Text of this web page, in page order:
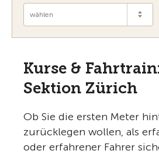
wählen
Kurse &
Sektion Zürich
Ob Sie die ersten Meter
zurücklegen wollen, als
oder erfahrener Fahrer